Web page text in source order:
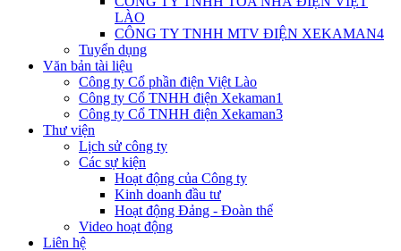
LÀO
CÔNG TY TNHH MTV ĐIỆN XEKAMAN4
Tuyển dụng
Văn bản tài liệu
Công ty Cổ phần điện Việt Lào
Công ty Cổ TNHH điện Xekaman1
Công ty Cổ TNHH điện Xekaman3
Thư viện
Lịch sử công ty
Các sự kiện
Hoạt động của Công ty
Kinh doanh đầu tư
Hoạt động Đảng - Đoàn thể
Video hoạt động
Liên hệ